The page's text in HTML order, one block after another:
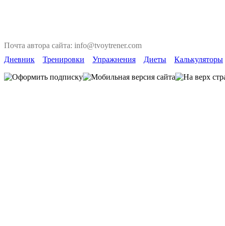
Почта автора сайта: info@tvoytrener.com
Дневник
Тренировки Упражнения Диеты Калькуляторы